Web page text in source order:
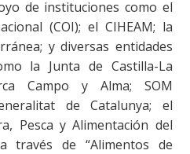
de instituciones como el
(COI); el CIHEAM; la
y diversas entidades
la Junta de Castilla-La
Campo y Alma; SOM
de Catalunya; el
Pesca y Alimentación del
través de “Alimentos de